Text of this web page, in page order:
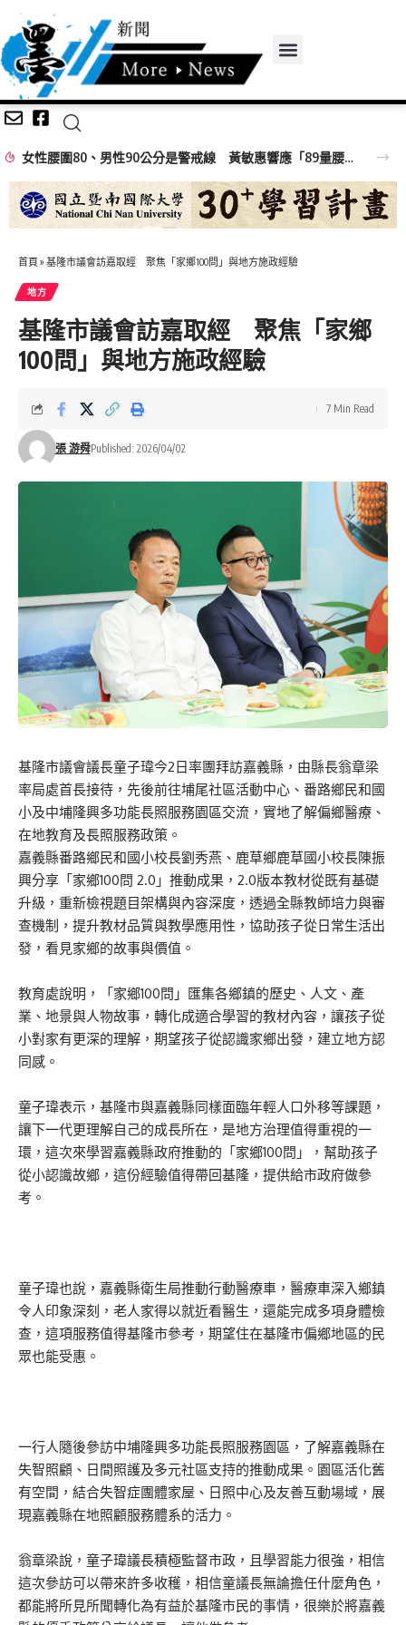
女性腰圍80、男性90公分是警戒線 黃敏惠響應「89量腰日」籲做好健康ACE
首頁 » 基隆市議會訪嘉取經 聚焦「家鄉100問」與地方施政經驗
地方
基隆市議會訪嘉取經 聚焦「家鄉
100問」與地方施政經驗
張 游舜Published: 2026/04/02
7 Min Read
基隆市議會議長童子瑋今2日率團拜訪嘉義縣，由縣長翁章梁
率局處首長接待，先後前往埔尾社區活動中心、番路鄉民和國
小及中埔隆興多功能長照服務園區交流，實地了解偏鄉醫療、
在地教育及長照服務政策。
嘉義縣番路鄉民和國小校長劉秀燕、鹿草鄉鹿草國小校長陳振
興分享「家鄉100問 2.0」推動成果，2.0版本教材從既有基礎
升級，重新檢視題目架構與內容深度，透過全縣教師培力與審
查機制，提升教材品質與教學應用性，協助孩子從日常生活出
發，看見家鄉的故事與價值。
教育處說明，「家鄉100問」匯集各鄉鎮的歷史、人文、產
業、地景與人物故事，轉化成適合學習的教材內容，讓孩子從
小對家有更深的理解，期望孩子從認識家鄉出發，建立地方認
同感。
童子瑋表示，基隆市與嘉義縣同樣面臨年輕人口外移等課題，
讓下一代更理解自己的成長所在，是地方治理值得重視的一
環，這次來學習嘉義縣政府推動的「家鄉100問」，幫助孩子
從小認識故鄉，這份經驗值得帶回基隆，提供給市政府做參
考。
童子瑋也說，嘉義縣衛生局推動行動醫療車，醫療車深入鄉鎮
令人印象深刻，老人家得以就近看醫生，還能完成多項身體檢
查，這項服務值得基隆市參考，期望住在基隆市偏鄉地區的民
眾也能受惠。
一行人隨後參訪中埔隆興多功能長照服務園區，了解嘉義縣在
失智照顧、日間照護及多元社區支持的推動成果。園區活化舊
有空間，結合失智症團體家屋、日照中心及友善互動場域，展
現嘉義縣在地照顧服務體系的活力。
翁章梁說，童子瑋議長積極監督市政，且學習能力很強，相信
這次參訪可以帶來許多收穫，相信童議長無論擔任什麼角色，
都能將所見所聞轉化為有益於基隆市民的事情，很樂於將嘉義